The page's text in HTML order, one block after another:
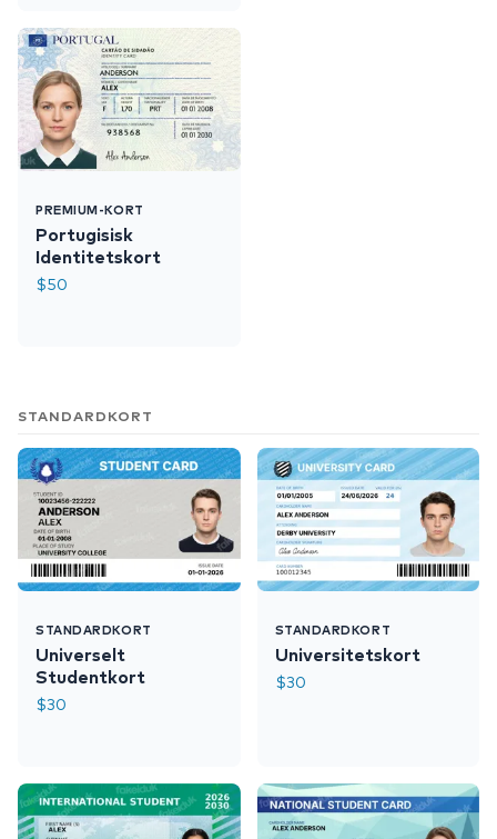
PREMIUM-KORT
Portugisisk
Identitetskort
$50
STANDARDKORT
STANDARDKORT
Universelt
Studentkort
$30
STANDARDKORT
Universitetskort
$30